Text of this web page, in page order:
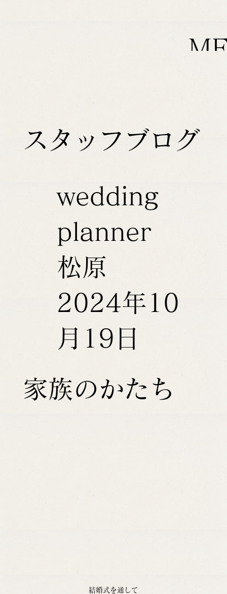
スタッフブログ
家族のかたち
wedding
planner
松原
2024年10
月19日
結婚式を通して